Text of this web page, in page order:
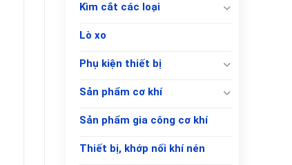
Kìm cắt các loại
Lò xo
Phụ kiện thiết bị
Sản phẩm cơ khí
Sản phẩm gia công cơ khí
Thiết bị, khớp nối khí nén